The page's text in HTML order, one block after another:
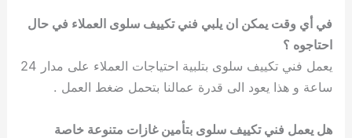
في أي وقت يمكن ان يلبي فني تكييف سلوى العملاء في حال
احتاجوه ؟
يعمل فني تكييف سلوى بتلبية احتياجات العملاء على مدار 24
ساعة و هذا يعود الى قدرة عمالنا بتحمل ضغط العمل .
هل يعمل فني تكييف سلوى بتأمين غازات متنوعة خاصة